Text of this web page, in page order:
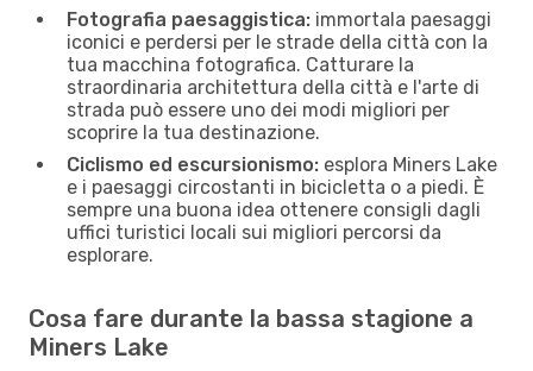
Fotografia paesaggistica: immortala paesaggi
iconici e perdersi per le strade della città con la
tua macchina fotografica. Catturare la
straordinaria architettura della città e l'arte di
strada può essere uno dei modi migliori per
scoprire la tua destinazione.
Ciclismo ed escursionismo: esplora Miners Lake
e i paesaggi circostanti in bicicletta o a piedi. È
sempre una buona idea ottenere consigli dagli
uffici turistici locali sui migliori percorsi da
esplorare.
Cosa fare durante la bassa stagione a
Miners Lake